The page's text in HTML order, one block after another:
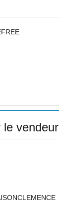
le vendeur